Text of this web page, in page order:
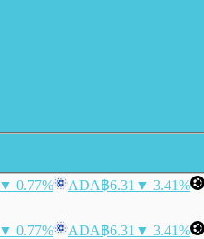
▼ 0.77% ADA฿6.31 ▼ 3.41%
▼ 0.77% ADA฿6.31 ▼ 3.41%